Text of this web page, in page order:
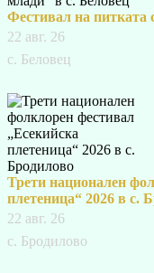
Фестивал на питката
22 авг. 26
с. Беловец
Трети национален
плетеница“ 2026 в с.
22 авг. 26
с. Бродилово